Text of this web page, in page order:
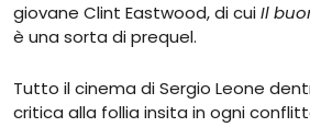
giovane Clint Eastwood, di cuiIl
è una sorta di prequel.
Tutto il cinema di Sergio Leone
critica alla follia insita in ogni